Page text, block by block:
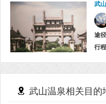
武
途
行
武山温泉相关目的